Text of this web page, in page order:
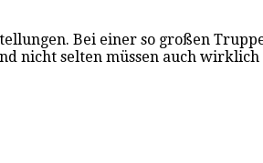
Bei einer so großen
nicht selten müssen auch wirklich